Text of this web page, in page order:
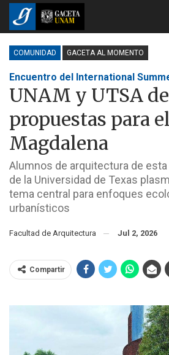
COMUNIDAD GACETA AL MOMENTO
Encuentro del International
UNAM y UTSA
propuestas para
Magdalena
Alumnos de arquitectura de
de la Universidad de Texas
tema central para enfoques
urbanísticos
Facultad de Arquitectura Jul 2, 2026
Compartir